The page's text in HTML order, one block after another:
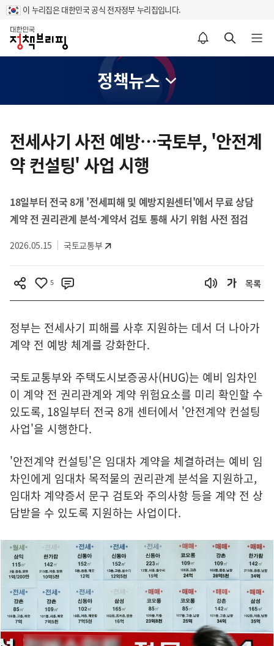
이 누리집은 대한민국 공식 전자정부 누리집입니다.
홈
알림설정 바로가기 검색 바로가기 메뉴 열기
정책뉴스
텐
츠
영
전세사기 사전 예방…국토부, '안전계
약 컨설팅' 사업 시행
18일부터 전국 8개 '전세피해 및 예방지원센터'에서 무료 상담
계약 전 권리관계 분석·계약서 검토 통해 사기 위험 사전 점검
2026.05.15 국토교통부
5 목록
정부는 전세사기 피해를 사후 지원하는 데서 더 나아가
계약 전 예방 체계를 강화한다.
국토교통부와 주택도시보증공사(HUG)는 예비 임차인
이 계약 전 권리관계와 계약 위험요소를 미리 확인할 수
있도록, 18일부터 전국 8개 센터에서 '안전계약 컨설팅
사업'을 시행한다.
'안전계약 컨설팅'은 임대차 계약을 체결하려는 예비 임
차인에게 임대차 목적물의 권리관계 분석을 지원하고,
임대차 계약증서 문구 검토와 주의사항 등을 계약 전 상
담받을 수 있도록 지원하는 사업이다.